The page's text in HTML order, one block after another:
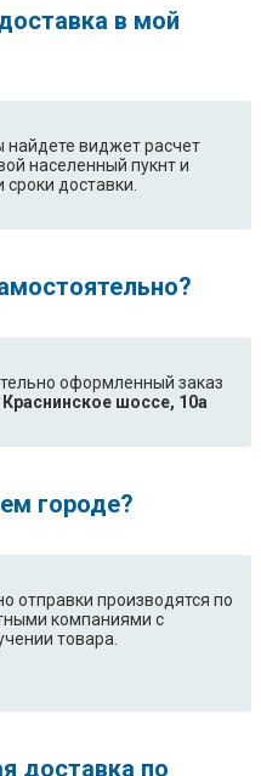
в мой
найдете виджет расчет
населенный пукнт и
доставки.
оформленный заказ
шоссе, 10а
городе?
отправки производятся по
компаниями с
товара.
доставка по